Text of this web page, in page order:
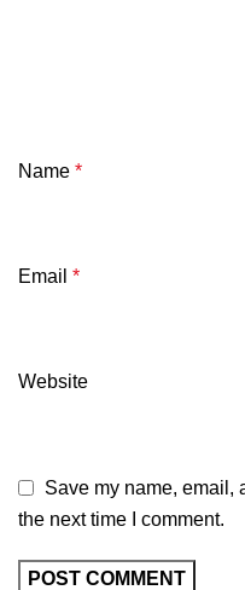
Name *
Email *
Website
Save my name, email,
the next time I comment.